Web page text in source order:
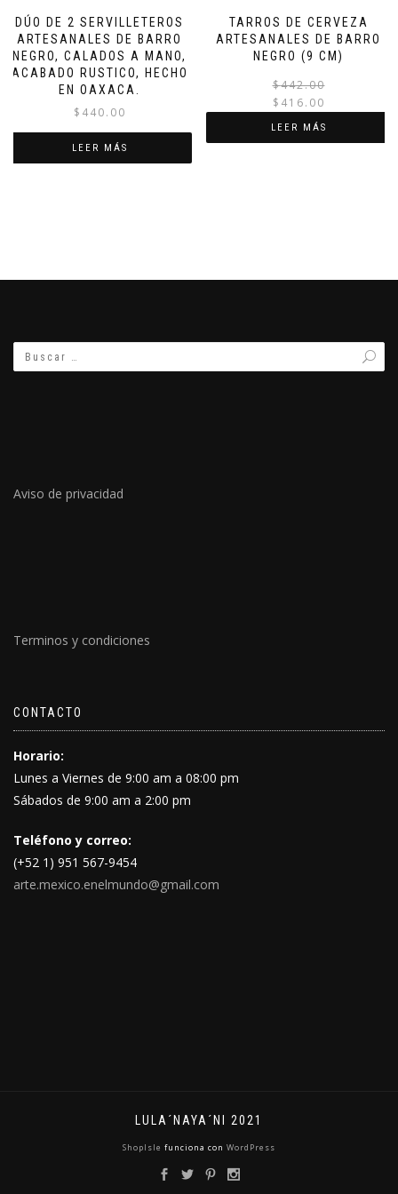
DÚO DE 2 SERVILLETEROS
ARTESANALES DE BARRO
NEGRO, CALADOS A MANO,
ACABADO RUSTICO, HECHO
EN OAXACA.
$ 440.00
LEER MÁS
TARROS DE CERVEZA
ARTESANALES DE BARRO
NEGRO (9 CM)
$442.00
$ 416.00
LEER MÁS
Aviso de privacidad
Terminos y condiciones
CONTACTO
Horario:
Lunes a Viernes de 9:00 am a 08:00 pm
Sábados de 9:00 am a 2:00 pm
Teléfono y correo:
(+52 1) 951 567-9454
arte.mexico.enelmundo@gmail.com
LULA´NAYA´NI 2021
ShopIsle funciona con WordPress